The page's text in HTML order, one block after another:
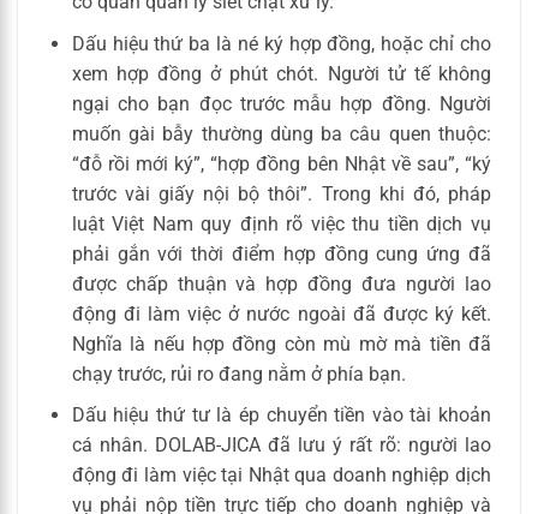
Dấu hiệu thứ ba là né ký hợp đồng, hoặc chỉ cho
xem hợp đồng ở phút chót. Người tử tế không
ngại cho bạn đọc trước mẫu hợp đồng. Người
muốn gài bẫy thường dùng ba câu quen thuộc:
“đỗ rồi mới ký”, “hợp đồng bên Nhật về sau”, “ký
trước vài giấy nội bộ thôi”. Trong khi đó, pháp
luật Việt Nam quy định rõ việc thu tiền dịch vụ
phải gắn với thời điểm hợp đồng cung ứng đã
được chấp thuận và hợp đồng đưa người lao
động đi làm việc ở nước ngoài đã được ký kết.
Nghĩa là nếu hợp đồng còn mù mờ mà tiền đã
chạy trước, rủi ro đang nằm ở phía bạn.
Dấu hiệu thứ tư là ép chuyển tiền vào tài khoản
cá nhân. DOLAB-JICA đã lưu ý rất rõ: người lao
động đi làm việc tại Nhật qua doanh nghiệp dịch
vụ phải nộp tiền trực tiếp cho doanh nghiệp và